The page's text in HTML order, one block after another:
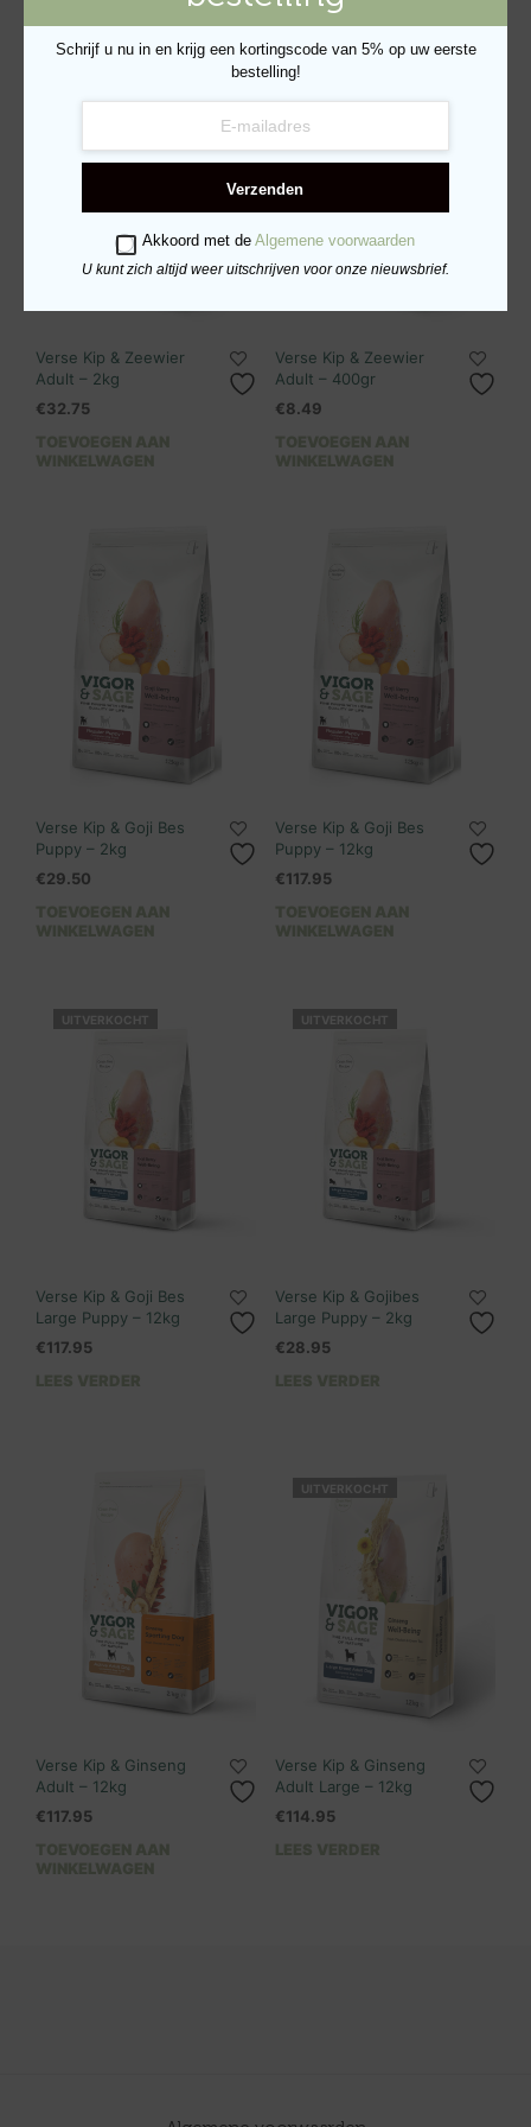
Verse Kip & Zeewier
Adult – 2kg
€32.75
TOEVOEGEN AAN
WINKELWAGEN
Verse Kip & Zeewier
Adult – 400gr
€8.49
TOEVOEGEN AAN
WINKELWAGEN
Verse Kip & Goji Bes
Puppy – 2kg
€29.50
TOEVOEGEN AAN
WINKELWAGEN
Verse Kip & Goji Bes
Puppy – 12kg
€117.95
TOEVOEGEN AAN
WINKELWAGEN
UITVERKOCHT
Verse Kip & Goji Bes
Large Puppy – 12kg
€117.95
LEES VERDER
UITVERKOCHT
Verse Kip & Gojibes
Large Puppy – 2kg
€28.95
LEES VERDER
Verse Kip & Ginseng
Adult – 12kg
€117.95
TOEVOEGEN AAN
WINKELWAGEN
UITVERKOCHT
Verse Kip & Ginseng
Adult Large – 12kg
€114.95
LEES VERDER
Schrijf u nu in en krijg een kortingscode van 5% op uw eerste
bestelling!
Verzenden
Akkoord met deAlgemene voorwaarden
U kunt zich altijd weer uitschrijven voor onze nieuwsbrief.